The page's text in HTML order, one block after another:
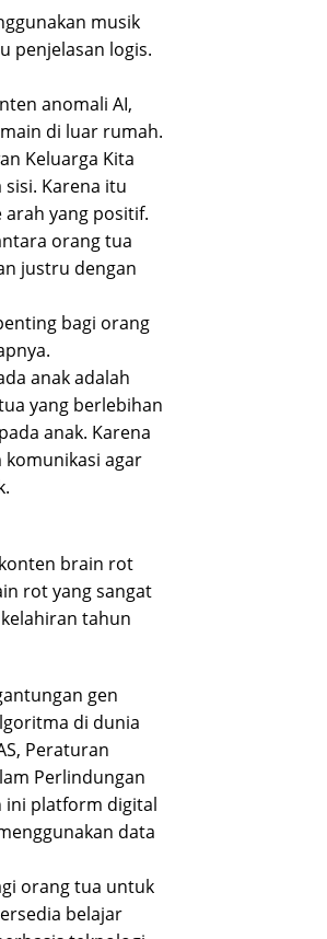
musik
penjelasan logis.
anomali AI,
di luar rumah.
Keluarga Kita
Karena itu
yang positif.
orang tua
justru dengan
bagi orang
anak adalah
yang berlebihan
anak. Karena
agar
brain rot
rot yang sangat
tahun
gen
di dunia
Peraturan
Perlindungan
ini platform digital
data
orang tua untuk
belajar